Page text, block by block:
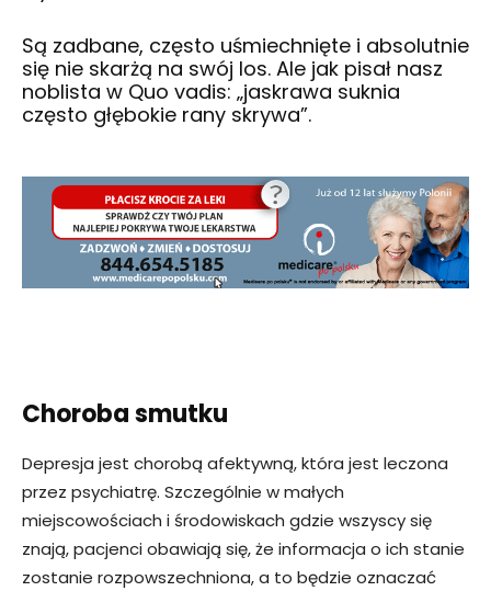
Są zadbane, często uśmiechnięte i absolutnie
się nie skarżą na swój los. Ale jak pisał nasz
noblista w Quo vadis: „jaskrawa suknia
często głębokie rany skrywa”.
Choroba smutku
Depresja jest chorobą afektywną, która jest leczona
przez psychiatrę. Szczególnie w małych
miejscowościach i środowiskach gdzie wszyscy się
znają, pacjenci obawiają się, że informacja o ich stanie
zostanie rozpowszechniona, a to będzie oznaczać